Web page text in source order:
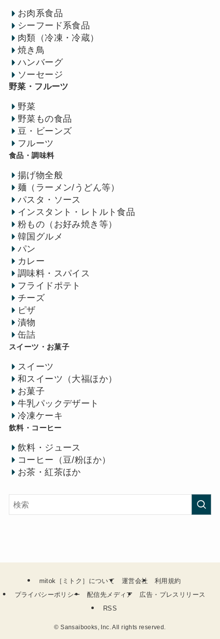
お肉系食品
シーフード系食品
肉類（冷凍・冷蔵）
焼き鳥
ハンバーグ
ソーセージ
野菜・フルーツ
野菜
野菜もの食品
豆・ビーンズ
フルーツ
食品・調味料
揚げ物全般
麺（ラーメン/うどん等）
パスタ・ソース
インスタント・レトルト食品
粉もの（お好み焼き等）
韓国グルメ
パン
カレー
調味料・スパイス
フライドポテト
チーズ
ピザ
漬物
缶詰
スイーツ・お菓子
スイーツ
和スイーツ（大福ほか）
お菓子
牛乳パックデザート
冷凍ケーキ
飲料・コーヒー
飲料・ジュース
コーヒー（豆/粉ほか）
お茶・紅茶ほか
mitok［ミトク］について 運営会社
利用規約
プライバシーポリシー
配信先メディア
広告・プレスリリース
RSS
© Sansaibooks, Inc. All rights reserved.